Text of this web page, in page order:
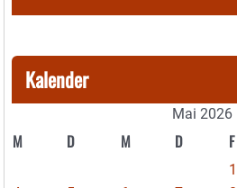
Kalender
Mai 2026
M D M D F
1